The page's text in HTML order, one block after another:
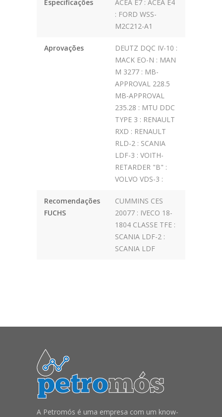
Especificações
ACEA E7 : ACEA E4
: FORD WSS-
M2C212-A1
Aprovações
DEUTZ DQC IV-10 :
MACK EO-N : MAN
M 3277 : MB-
APPROVAL 228.5
MB-APPROVAL
235.28 : MTU DDC
TYPE 3 : RENAULT
RXD : RENAULT
RLD-2 : SCANIA
LDF-3 : VOITH-
RETARDER "B" :
VOLVO VDS-3 :
Recomendações
FUCHS
CUMMINS CES
20077 : IVECO 18-
1804 CLASSE TFE :
SCANIA LDF-2 :
SCANIA LDF
A Petromós é uma empresa com um know-